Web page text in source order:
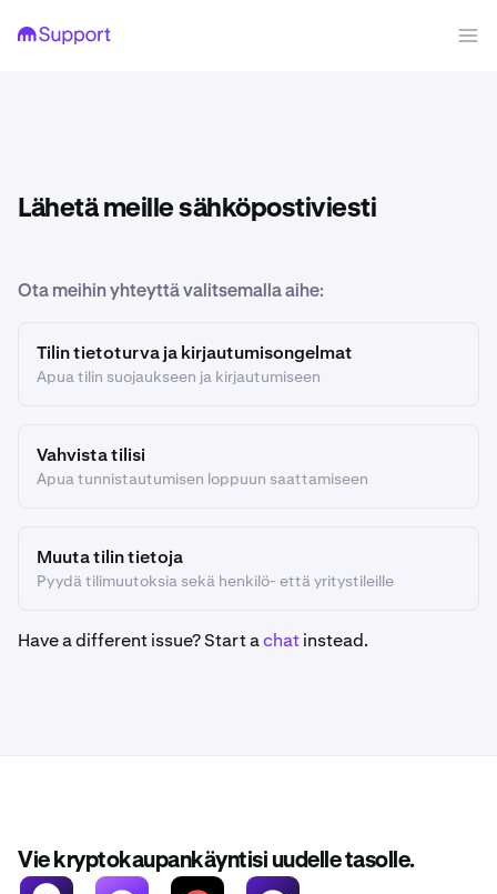
Lähetä meille sähköpostiviesti
Ota meihin yhteyttä valitsemalla aihe:
Tilin tietoturva ja kirjautumisongelmat
Apua tilin suojaukseen ja kirjautumiseen
Vahvista tilisi
Apua tunnistautumisen loppuun saattamiseen
Muuta tilin tietoja
Pyydä tilimuutoksia sekä henkilö- että yritystileille
Have a different issue? Start achatinstead.
Vie kryptokaupankäyntisi uudelle tasolle.